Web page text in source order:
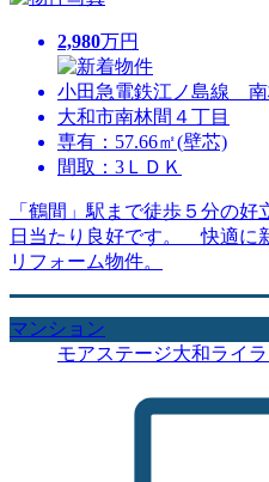
2,980万円
小田急電鉄江ノ島線 南
大和市南林間４丁目
専有：57.66㎡(壁芯)
間取：3ＬＤＫ
「鶴間」駅まで徒歩５分の
日当たり良好です。 快適に
リフォーム物件。
マンション
モアステージ大和ライ